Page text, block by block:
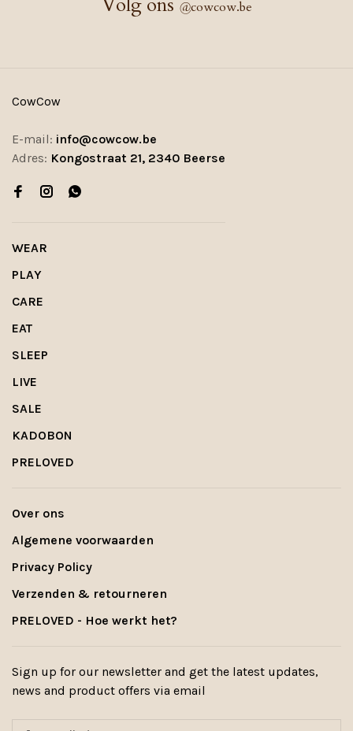
@cowcow.be
CowCow
E-mail: info@cowcow.be
Adres: Kongostraat 21, 2340 Beerse
WEAR
PLAY
CARE
EAT
SLEEP
LIVE
SALE
KADOBON
PRELOVED
Over ons
Algemene voorwaarden
Privacy Policy
Verzenden & retourneren
PRELOVED - Hoe werkt het?
Sign up for our newsletter and get the latest updates,
news and product offers via email